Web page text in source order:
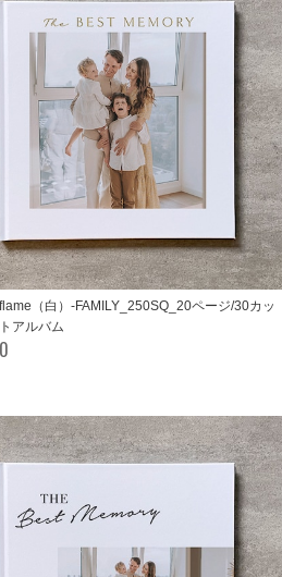
（白）-FAMILY_250SQ_20ページ/30カッ
アルバム